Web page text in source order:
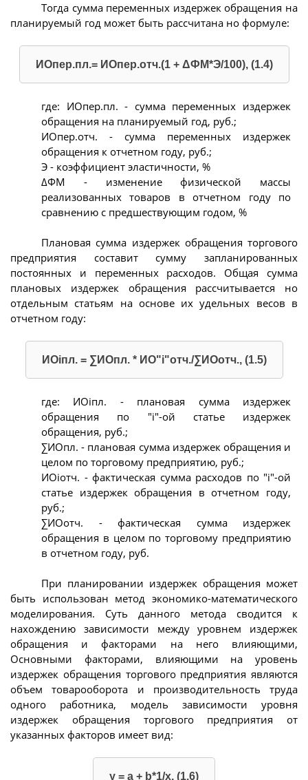
Тогда сумма переменных издержек обращения на
планируемый год может быть рассчитана но формуле:
ИОпер.пл.= ИОпер.отч.(1 + ΔФМ*Э/100), (1.4)
где: ИОпер.пл. - сумма переменных издержек
обращения на планируемый год, руб.;
ИОпер.отч. - сумма переменных издержек
обращения к отчетном году, руб.;
Э - коэффициент эластичности, %
ΔФМ - изменение физической массы
реализованных товаров в отчетном году по
сравнению с предшествующим годом, %
Плановая сумма издержек обращения торгового
предприятия составит сумму запланированных
постоянных и переменных расходов. Общая сумма
плановых издержек обращения рассчитывается но
отдельным статьям на основе их удельных весов в
отчетном году:
ИОiпл. = ∑ИОпл. * ИО"i"отч./∑ИОотч., (1.5)
где: ИОiпл. - плановая сумма издержек
обращения по "i"-ой статье издержек
обращения, руб.;
∑ИОпл. - плановая сумма издержек обращения и
целом по торговому предприятию, руб.;
ИОioтч. - фактическая сумма расходов по "i"-ой
статье издержек обращения в отчетном году,
руб.;
∑ИОотч. - фактическая сумма издержек
обращения в целом по торговому предприятию
в отчетном году, руб.
При планировании издержек обращения может
быть использован метод экономико-математического
моделирования. Суть данного метода сводится к
нахождению зависимости между уровнем издержек
обращения и факторами на него влияющими,
Основными факторами, влияющими на уровень
издержек обращения торгового предприятия являются
объем товарооборота и производительность труда
одного работника, модель зависимости уровня
издержек обращения торгового предприятия от
указанных факторов имеет вид:
у = а + b*1/x, (1.6)